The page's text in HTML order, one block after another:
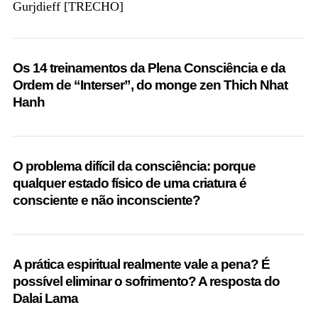
Os 14 treinamentos da Plena Consciência e da
Ordem de “Interser”, do monge zen Thich Nhat
Hanh
O problema difícil da consciência: porque
qualquer estado físico de uma criatura é
consciente e não inconsciente?
A prática espiritual realmente vale a pena? É
possível eliminar o sofrimento? A resposta do
Dalai Lama